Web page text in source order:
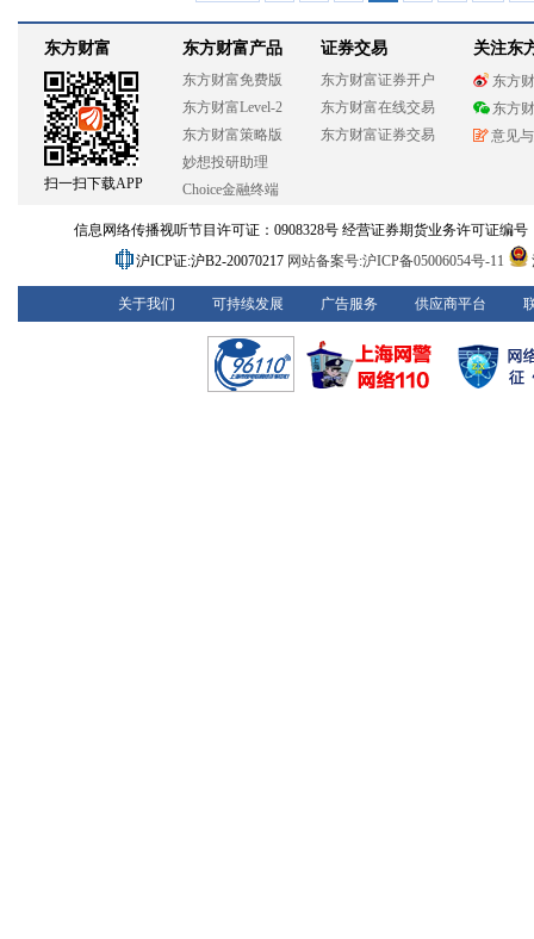
东方财富
扫一扫下载APP
东方财富产品
东方财富免费版
东方财富Level-2
东方财富策略版
妙想投研助理
Choice金融终端
证券交易
东方财富证券开户
东方财富在线交易
东方财富证券交易
关注东
东方
东方
意见
信息网络传播视听节目许可证：0908328号 经营证券期货业务许可证编号
沪ICP证:沪B2-20070217 网站备案号:沪ICP备05006054号-11
关于我们 可持续发展 广告服务 供应商平台